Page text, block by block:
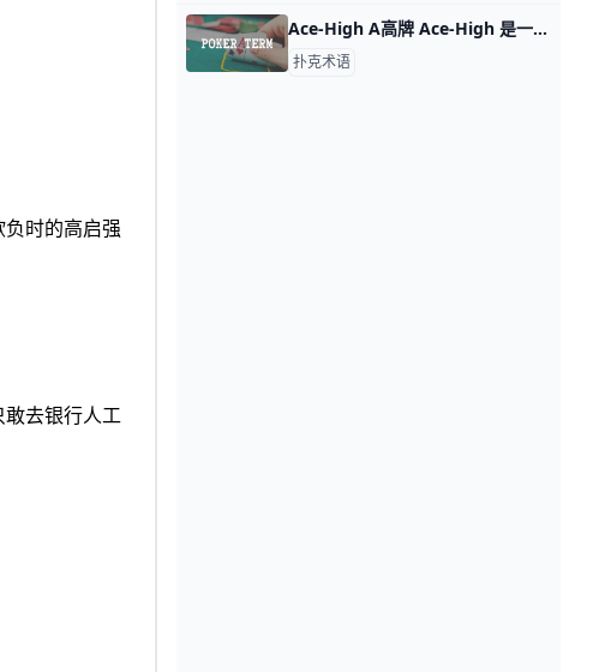
时的高启强
去银行人工
Ace-High A高牌 Ace-High 是一个描述玩家拥有一张 A 作为最高牌的术语。 Ace-High 是一个描述玩家拥有一张 A 作为最高牌的术语，通常用于没有组成任何特定牌型的情况下。这种手牌的价值
扑克术语